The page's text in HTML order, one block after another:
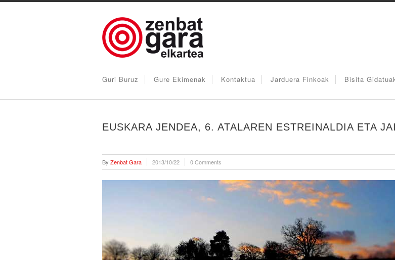
Guri Buruz Gure Ekimenak Kontaktua Jarduera Finkoak Bisita
EUSKARA JENDEA, 6. ATALAREN ESTREINALDIA ETA
By Zenbat Gara 2013/10/22 0 Comments